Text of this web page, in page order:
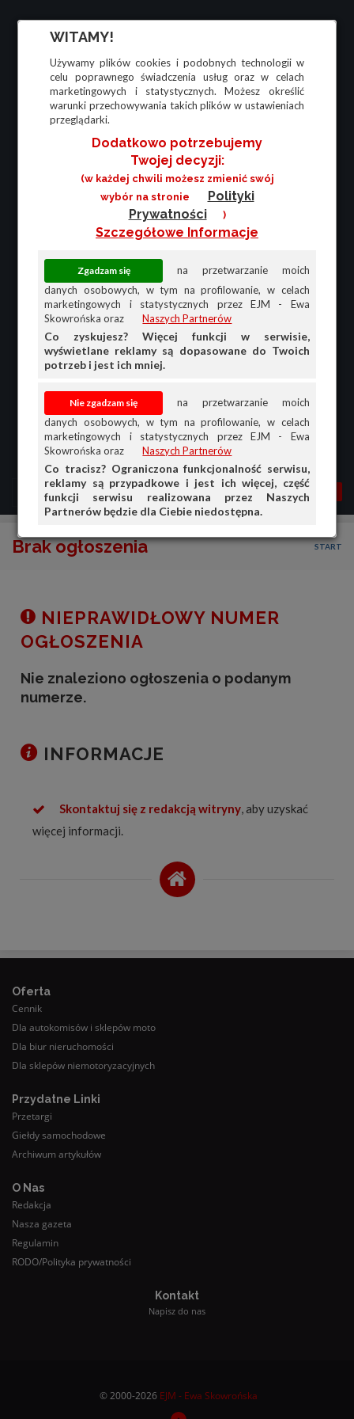
WITAMY!
Używamy plików cookies i podobnych technologii w
celu poprawnego świadczenia usług oraz w celach
marketingowych i statystycznych. Możesz określić
warunki przechowywania takich plików w ustawieniach
przeglądarki.
Dodatkowo potrzebujemy
Twojej decyzji:
(w każdej chwili możesz zmienić swój
wybór na stronie
Polityki
Prywatności
)
Szczegółowe Informacje
na przetwarzanie moich
danych osobowych, w tym na profilowanie, w celach
marketingowych i statystycznych przez EJM - Ewa
Skowrońska oraz
Naszych Partnerów
Co zyskujesz? Więcej funkcji w serwisie,
wyświetlane reklamy są dopasowane do Twoich
potrzeb i jest ich mniej.
na przetwarzanie moich
danych osobowych, w tym na profilowanie, w celach
marketingowych i statystycznych przez EJM - Ewa
Skowrońska oraz
Naszych Partnerów
Co tracisz? Ograniczona funkcjonalność serwisu,
reklamy są przypadkowe i jest ich więcej, część
funkcji serwisu realizowana przez Naszych
Partnerów będzie dla Ciebie niedostępna.
MENU MOJA AG
Brak ogłoszenia START
NIEPRAWIDŁOWY NUMER
OGŁOSZENIA
Nie znaleziono ogłoszenia o podanym
numerze.
INFORMACJE
Skontaktuj się z redakcją witryny, aby uzyskać
więcej informacji.
Oferta
Cennik
Dla autokomisów i sklepów moto
Dla biur nieruchomości
Dla sklepów niemotoryzacyjnych
Przydatne Linki
Przetargi
Giełdy samochodowe
Archiwum artykułów
O Nas
Redakcja
Nasza gazeta
Regulamin
RODO/Polityka prywatności
Kontakt
Napisz do nas
© 2000-2026 EJM - Ewa Skowrońska